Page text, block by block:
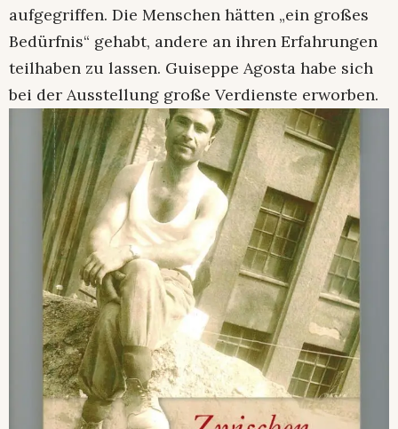
aufgegriffen. Die Menschen hätten „ein großes
Bedürfnis“ gehabt, andere an ihren Erfahrungen
teilhaben zu lassen. Guiseppe Agosta habe sich
bei der Ausstellung große Verdienste erworben.